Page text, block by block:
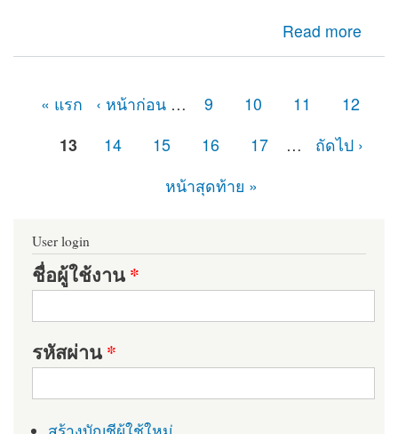
Read more
about เจอปัญหาในส่วนของ Reports รายงาน PHP Library
missing และ Dependencies not installed
« แรก ‹ หน้าก่อน … 9 10 11
12
13
14 15 16 17 …
ถัดไป ›
หน้าสุดท้าย »
User login
ชื่อผู้ใช้งาน*
รหัสผ่าน*